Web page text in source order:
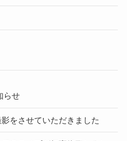
らせ
をさせていただきました